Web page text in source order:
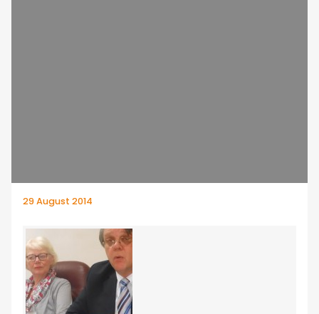
29 August 2014